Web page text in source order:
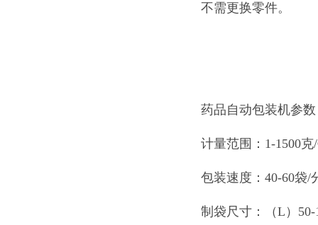
不需更换零件。
药品自动包装机参数
计量范围：1-1500克
包装速度：40-60袋/
制袋尺寸：（L）50-